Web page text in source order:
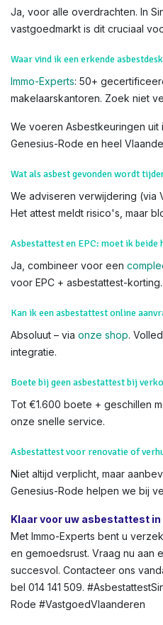
Ja, voor alle overdrachten. In
vastgoedmarkt is dit cruciaal
Waar vind ik een erkende
Immo-Experts: 50+
makelaarskantoren. Zoek niet
We voeren Asbestkeuringen uit
Genesius-Rode en heel
Wat als asbest gevonden wordt
We adviseren verwijdering (via
Het attest meldt risico's, maar
Asbestattest en EPC: moet ik beide
Ja, combineer voor een
voor EPC + asbestattest-korting.
Kan ik een asbestattest online
Absoluut – via onze shop.
integratie.
Boete bij geen asbestattest bij
Tot €1.600 boete + geschillen
onze snelle service.
Asbestattest voor renovatie of
Niet altijd verplicht, maar
Genesius-Rode helpen we bij
Klaar voor uw asbestattest
Met Immo-Experts bent u
en gemoedsrust. Vraag nu aan
succesvol. Contacteer ons
bel 014 141 509.
Rode #VastgoedVlaanderen